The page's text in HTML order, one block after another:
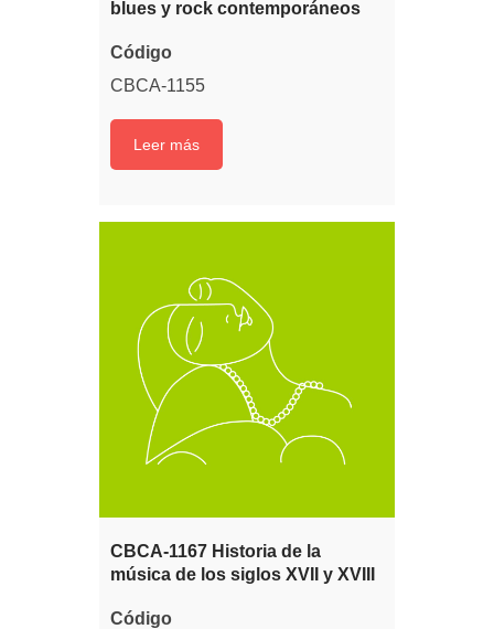
blues y rock contemporáneos
Código
CBCA-1155
Leer más
CBCA-1167 Historia de la
música de los siglos XVII y XVIII
Código